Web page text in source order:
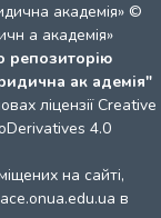
академія» ©
а академія»
репозиторію
ак адемія"
ліцензії Creative
4.0
на сайті,
в